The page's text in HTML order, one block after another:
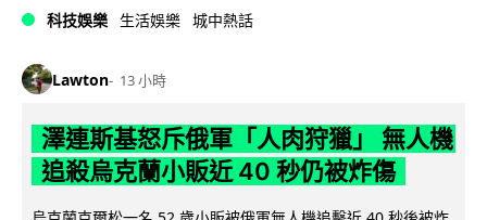
科技娛樂 生活娛樂 城中熱話
Lawton 13 小時
澤連斯基怒斥俄軍「人肉狩獵」 無人機
追殺烏克蘭小販近 40 秒仍被炸傷